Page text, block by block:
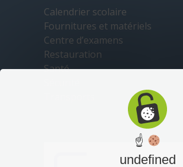
Calendrier scolaire
Fournitures et matériels
Centre d’examens
Restauration
Santé
☝
undefined